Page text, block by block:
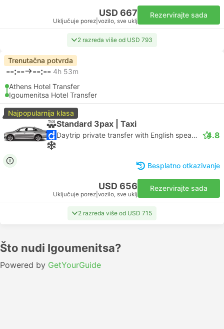
USD 667
Uključuje porez vozilo, sve uklj
Rezervirajte sada
2 razreda više od USD 793
Trenutačna potvrda
--:-- --:-- 4h 53m
Athens Hotel Transfer
Igoumenitsa Hotel Transfer
Najpopularnija klasa
Standard 3pax | Taxi
Daytrip private transfer with English speaking driver 4.8
Besplatno otkazivanje
USD 656
Uključuje porez vozilo, sve uklj
Rezervirajte sada
2 razreda više od USD 715
Što nudi Igoumenitsa?
Powered by GetYourGuide